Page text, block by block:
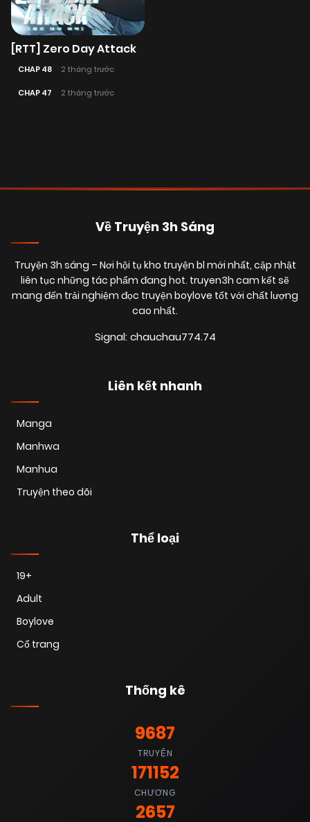
[RTT] Zero Day Attack
CHAP 48 2 tháng trước
CHAP 47 2 tháng trước
Về Truyện 3h Sáng
Truyện 3h sáng – Nơi hội tụ kho truyện bl mới nhất, cập nhật
liên tục những tác phẩm đang hot. truyen3h cam kết sẽ
mang đến trải nghiệm đọc truyện boylove tốt với chất lượng
cao nhất.
Signal: chauchau774.74
Liên kết nhanh
Manga
Manhwa
Manhua
Truyện theo dõi
Thể loại
19+
Adult
Boylove
Cổ trang
Thống kê
9687
TRUYỆN
171152
CHƯƠNG
2657